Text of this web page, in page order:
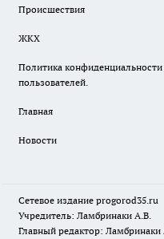
Происшествия
ЖКХ
Политика
пользователей.
Главная
Новости
Сетевое издание progorod35.ru
Учредитель: Ламбринаки А.В.
Главный редактор: Ламбринаки